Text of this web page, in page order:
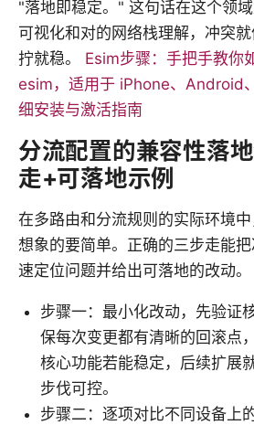
"落地即稳定。" 这句话在这个领
可视化和对的网络栈理解，冲突
拧就稳。 Esim步骤：手把手教你
esim，适用于 iPhone、Android
细安装与激活指南
分流配置的兼容性落
走+可落地示例
在多路由和分流规则的实际环境
想象的要简单。正确的三步走能
速定位问题并给出可落地的改动。
步骤一：最小化改动，先验证
保每次变更都有清晰的回滚点
核心功能若能稳定，后续扩展
步伐可控。
步骤二：逐项对比不同设备上